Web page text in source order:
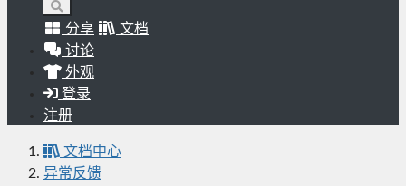
分享
文档
讨论
外观
登录
注册
文档中心
异常反馈